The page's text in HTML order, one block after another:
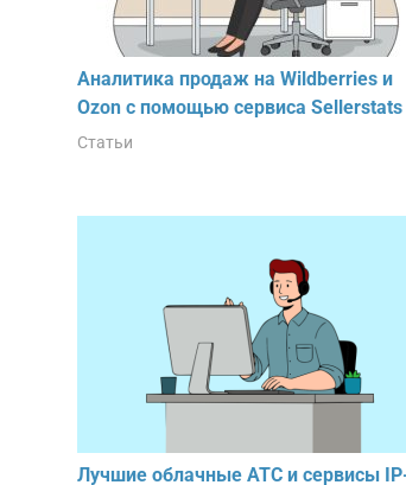
Аналитика продаж на Wildberries и
Ozon с помощью сервиса Sellerstats
Статьи
Лучшие облачные АТС и сервисы